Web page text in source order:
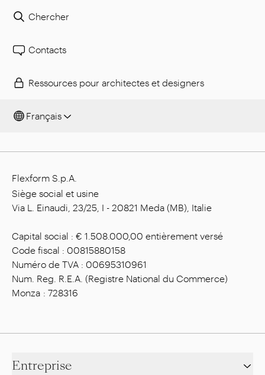
Chercher
Contacts
Ressources pour architectes et designers
Français
Flexform S.p.A.
Siège social et usine
Via L. Einaudi, 23/25, I - 20821 Meda (MB), Italie
Capital social : € 1.508.000,00 entièrement versé
Code fiscal : 00815880158
Numéro de TVA : 00695310961
Num. Reg. R.E.A. (Registre National du Commerce)
Monza : 728316
Entreprise